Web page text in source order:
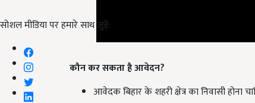
सोशल मीडिया पर हमारे साथ जुड़ें: